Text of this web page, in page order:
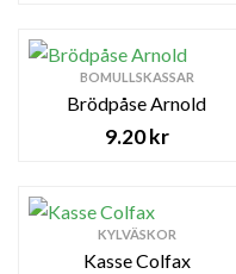
BOMULLSKASSAR
Brödpåse Arnold
9.20kr
KYLVÄSKOR
Kasse Colfax